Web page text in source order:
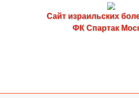
Сайт израильских
ФК Спартак